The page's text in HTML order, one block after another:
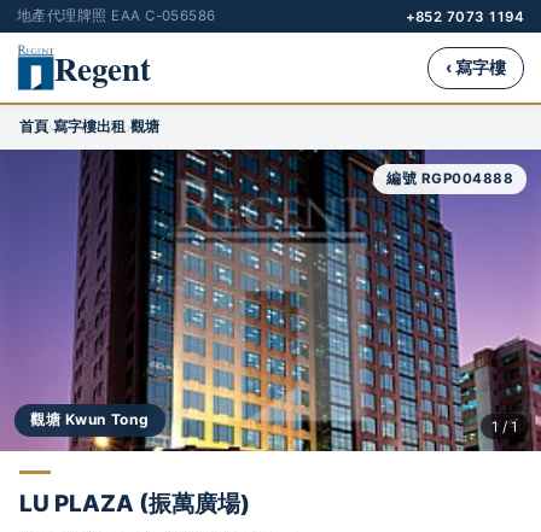
地產代理牌照 EAA C-056586 +852 7073 1194
Regent ‹ 寫字樓
首頁›寫字樓出租›觀塘
觀塘 Kwun Tong
編號 RGP004888
1 / 1
LU PLAZA (振萬廣場)